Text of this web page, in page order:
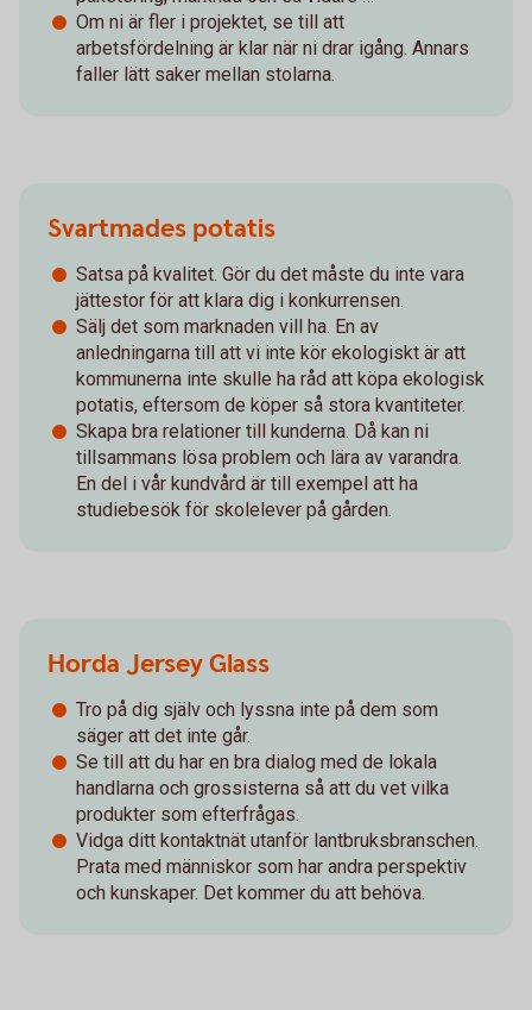
Om ni är fler i projektet, se till att
arbetsfördelning är klar när ni drar igång. Annars
faller lätt saker mellan stolarna.
Svartmades potatis
Satsa på kvalitet. Gör du det måste du inte vara
jättestor för att klara dig i konkurrensen.
Sälj det som marknaden vill ha. En av
anledningarna till att vi inte kör ekologiskt är att
kommunerna inte skulle ha råd att köpa ekologisk
potatis, eftersom de köper så stora kvantiteter.
Skapa bra relationer till kunderna. Då kan ni
tillsammans lösa problem och lära av varandra.
En del i vår kundvård är till exempel att ha
studiebesök för skolelever på gården.
Horda Jersey Glass
Tro på dig själv och lyssna inte på dem som
säger att det inte går.
Se till att du har en bra dialog med de lokala
handlarna och grossisterna så att du vet vilka
produkter som efterfrågas.
Vidga ditt kontaktnät utanför lantbruksbranschen.
Prata med människor som har andra perspektiv
och kunskaper. Det kommer du att behöva.